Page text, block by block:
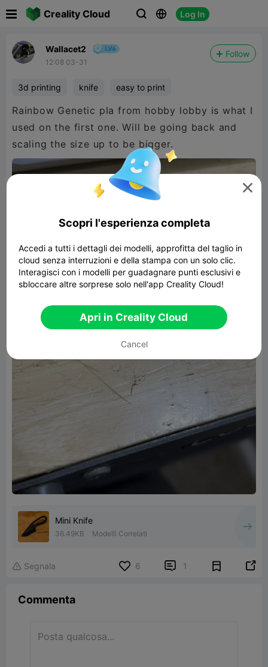
Creality Cloud   Log In
Wallacet2
12:08 03-31
Follow
3d printing knife easy to print
Rainbow Genetic pla from hobby lobby is what I
used on the first one. Will be going back and
scaling the size up to be bigger.
Mini Knife
36.49KB Modelli Correlati
 Segnala 6  1 
Commenta

Scopri l'esperienza completa
Accedi a tutti i dettagli dei modelli, approfitta del taglio in
cloud senza interruzioni e della stampa con un solo clic.
Interagisci con i modelli per guadagnare punti esclusivi e
sbloccare altre sorprese solo nell'app Creality Cloud!
Apri in Creality Cloud
Cancel